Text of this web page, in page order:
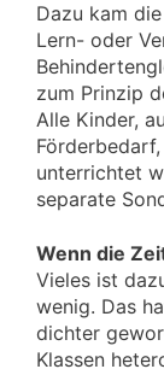
Dazu kam
Lern- oder
zum Prinzip
Alle Kinder,
unterrichtet
separate
Wenn die
Vieles ist
wenig. Das
dichter
Klassen